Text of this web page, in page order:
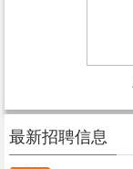
最新招聘信息